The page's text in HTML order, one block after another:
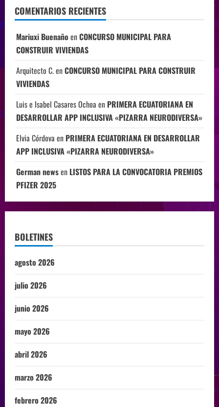
COMENTARIOS RECIENTES
Mariuxi Buenaño enCONCURSO MUNICIPAL PARA
CONSTRUIR VIVIENDAS
Arquitecto C.enCONCURSO MUNICIPAL PARA CONSTRUIR
VIVIENDAS
Luis e Isabel Casares Ochoa en PRIMERA ECUATORIANA EN
DESARROLLAR APP INCLUSIVA «PIZARRA NEURODIVERSA»
Elvia Córdova en PRIMERA ECUATORIANA EN DESARROLLAR
APP INCLUSIVA «PIZARRA NEURODIVERSA»
German newsen LISTOS PARA LA CONVOCATORIA PREMIOS
PFIZER 2025
BOLETINES
agosto 2026
julio 2026
junio 2026
mayo 2026
abril 2026
marzo 2026
febrero 2026